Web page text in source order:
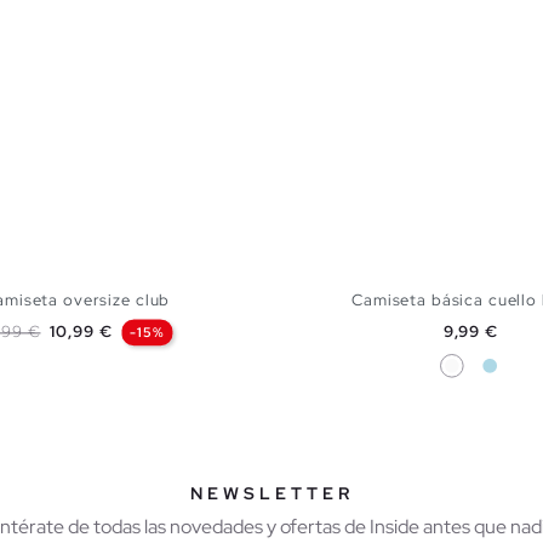
oversize club
base
€ Precio
10,99 € -15%
AÑADIR A MI
Camiseta básica cuello
Precio
9,99 €
BlancoAzul
NEWSLETTER
de todas las novedades y ofertas de Inside antes que